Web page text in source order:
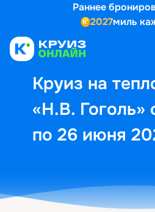
Раннее
2027миль
Круиз на
«Н.В. Гоголь»
по 26 июня
Выбор